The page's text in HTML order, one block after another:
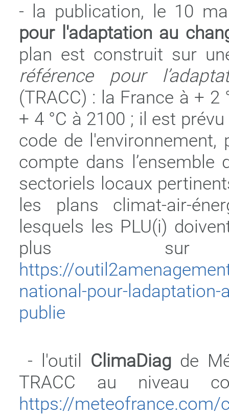
- la publication, le 10
pour l'adaptation au
plan est construit sur
référence pour
(TRACC) : la France à + 2
+ 4 °C à 2100 ; il est
code de
compte dans
sectoriels locaux
les plans climat-air-
lesquels les PLU(i)
plus sur
https://
national-pour-
publie
- l'outil ClimaDiag de
TRACC au niveau
https://meteofrance.com/